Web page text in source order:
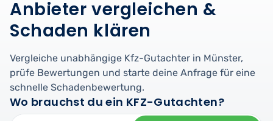
Anbieter vergleichen &
Schaden klären
Vergleiche unabhängige Kfz-Gutachter in Münster,
prüfe Bewertungen und starte deine Anfrage für eine
schnelle Schadenbewertung.
Wo brauchst du ein KFZ-Gutachten?